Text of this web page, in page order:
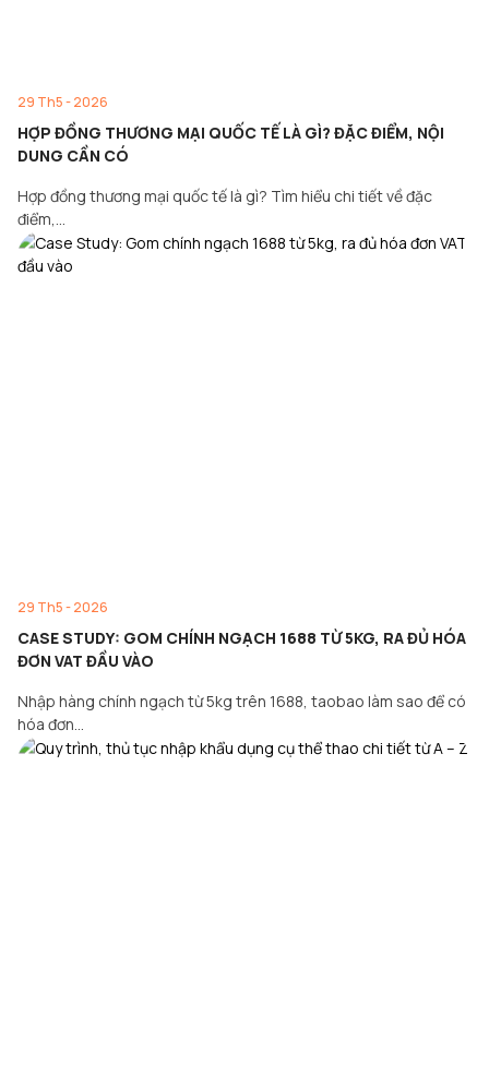
29 Th5 - 2026
HỢP ĐỒNG THƯƠNG MẠI QUỐC TẾ LÀ GÌ? ĐẶC ĐIỂM, NỘI
DUNG CẦN CÓ
Hợp đồng thương mại quốc tế là gì? Tìm hiểu chi tiết về đặc
điểm,…
29 Th5 - 2026
CASE STUDY: GOM CHÍNH NGẠCH 1688 TỪ 5KG, RA ĐỦ HÓA
ĐƠN VAT ĐẦU VÀO
Nhập hàng chính ngạch từ 5kg trên 1688, taobao làm sao để có
hóa đơn…